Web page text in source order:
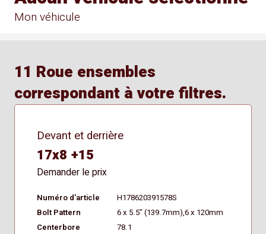
Mon véhicule
11 Roue ensembles
correspondant à votre filtres.
Devant et derrière
17x8 +15
Demander le prix
Numéro d'article
H178620391578S
Bolt Pattern
6 x 5.5" (139.7mm),6 x 120mm
Centerbore
78.1